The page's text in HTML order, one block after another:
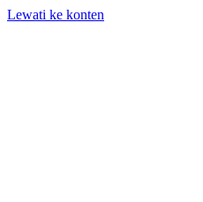
Lewati ke konten